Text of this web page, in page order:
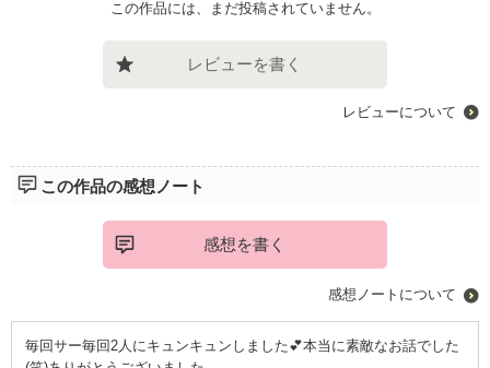
この作品には、まだ投稿されていません。
レビューを書く
レビューについて
この作品の感想ノート
感想を書く
感想ノートについて
毎回サー毎回2人にキュンキュンしました💕本当に素敵なお話でした